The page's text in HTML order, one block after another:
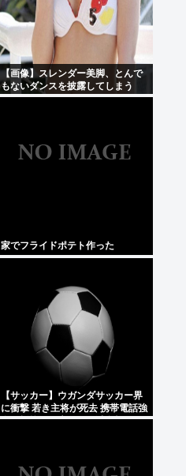
【画像】スレンダー美脚、とんで
もないダンスを披露してしまう
www
家でフライドポテト作った
【サッカー】ウガンダサッカー界
に衝撃 若き主将が死去 携帯電話強
盗に抵抗した末に石で滅多打ち…